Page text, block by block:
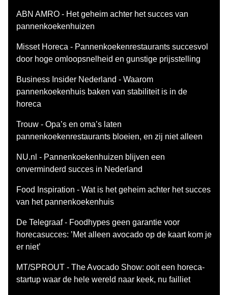
ABN AMRO - Het geheim achter het succes van
pannenkoekenhuizen
Misset Horeca - Pannenkoekenrestaurants succesvol
door hoge omloopsnelheid en gunstige prijsstelling
Business Insider Nederland - Waarom
pannenkoekenhuis baken van stabiliteit is in de
horeca
Trouw - Opa’s en oma’s laten
pannenkoekenrestaurants bloeien, en zij niet alleen
NU.nl - Pannenkoekenhuizen blijven een
onverminderd succes in Nederland
Food Inspiration - Wat is het geheim achter het succes
van het pannenkoekenhuis
De Telegraaf - Foodhypes geen garantie voor
horecasucces: ’Met alleen avocado op de kaart kom je
er niet’
MT/SPROUT - The Avocado Show: ooit een horeca-
startup waar de hele wereld naar keek, nu failliet